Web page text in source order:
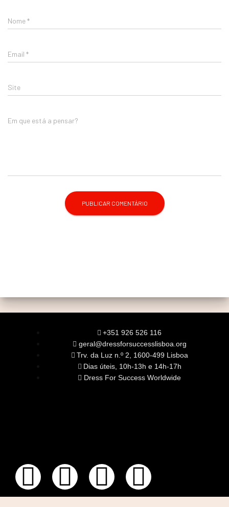
Nome*
Email *
Site
Em que está a pensar?
+351 926 526 116
geral@dressforsuccesslisboa.org
Trv. da Luz n.º 2, 1600-499 Lisboa
Dias úteis, 10h-13h e 14h-17h
Dress For Success Worldwide